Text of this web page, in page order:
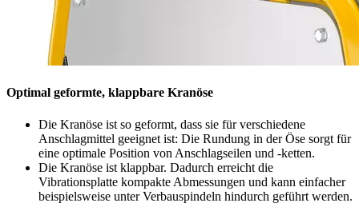
Optimal geformte, klappbare Kranöse
Die Kranöse ist so geformt, dass sie für verschiedene
Anschlagmittel geeignet ist: Die Rundung in der Öse sorgt für
eine optimale Position von Anschlagseilen und -ketten.
Die Kranöse ist klappbar. Dadurch erreicht die
Vibrationsplatte kompakte Abmessungen und kann einfacher
beispielsweise unter Verbauspindeln hindurch geführt werden.